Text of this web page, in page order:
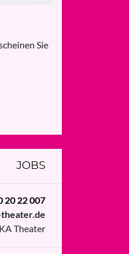
Sie
JOBS
20 22 007
Theater